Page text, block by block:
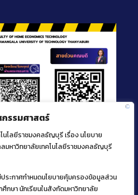
รรมศาสตร์
นโลยีราชมงคลธัญบุรี เรื่อง นโยบาย
หาวิทยาลัยเทคโนโลยีราชมงคลธัญบุรี
ระกาศกำหนดนโยบายคุ้มครองข้อมูลส่วน
กษา นักเรียนในสังกัดมหาวิทยาลัย
หกรรมศาสตร์